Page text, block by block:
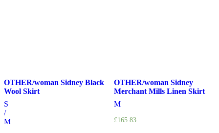
OTHER/woman Sidney Black
Wool Skirt
S
/
M
OTHER/woman Sidney
Merchant Mills Linen Skirt
M
£165.83